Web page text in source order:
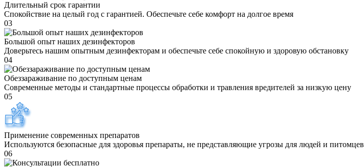
Длительный срок гарантии
Спокойствие на целый год с гарантией. Обеспечьте себе комфорт на долгое время
03
Большой опыт наших дезинфекторов
Доверьтесь нашим опытным дезинфекторам и обеспечьте себе спокойную и здоровую обстановку
04
Обеззараживание по доступным ценам
Современные методы и стандартные процессы обработки и травления вредителей за низкую цену
05
Применение современных препаратов
Используются безопасные для здоровья препараты, не представляющие угрозы для людей и питомцев
06